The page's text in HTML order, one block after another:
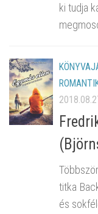
ki tudja
titka
és